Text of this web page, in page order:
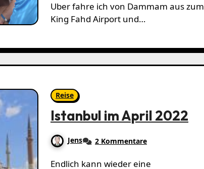
Uber fahre ich von Dammam aus zum
King Fahd Airport und…
Reise
Istanbul im April 2022
Jens 2 Kommentare
Endlich kann wieder eine